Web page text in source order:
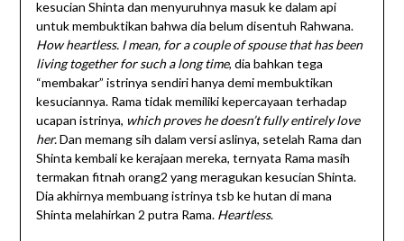
kesucian Shinta dan menyuruhnya masuk ke dalam api
untuk membuktikan bahwa dia belum disentuh Rahwana.
How heartless. I mean, for a couple of spouse that has been
living together for such a long time, dia bahkan tega
“membakar” istrinya sendiri hanya demi membuktikan
kesuciannya. Rama tidak memiliki kepercayaan terhadap
ucapan istrinya, which proves he doesn’t fully entirely love
her.Dan memang sih dalam versi aslinya, setelah Rama dan
Shinta kembali ke kerajaan mereka, ternyata Rama masih
termakan fitnah orang2 yang meragukan kesucian Shinta.
Dia akhirnya membuang istrinya tsb ke hutan di mana
Shinta melahirkan 2 putra Rama. Heartless.